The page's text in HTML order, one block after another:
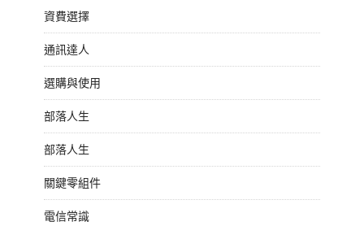
資費選擇
通訊達人
選購與使用
部落人生
部落人生
關鍵零組件
電信常識